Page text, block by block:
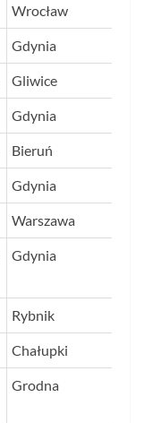
Wrocław
Gdynia
Gliwice
Gdynia
Bieruń
Gdynia
Warszawa
Gdynia
Rybnik
Chałupki
Grodna